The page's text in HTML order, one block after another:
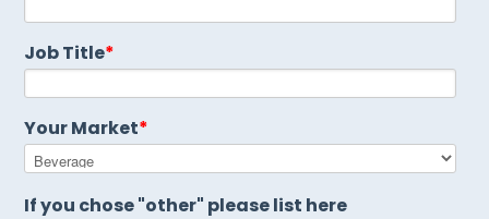
Job Title*
Your Market*
If you chose "other" please list here